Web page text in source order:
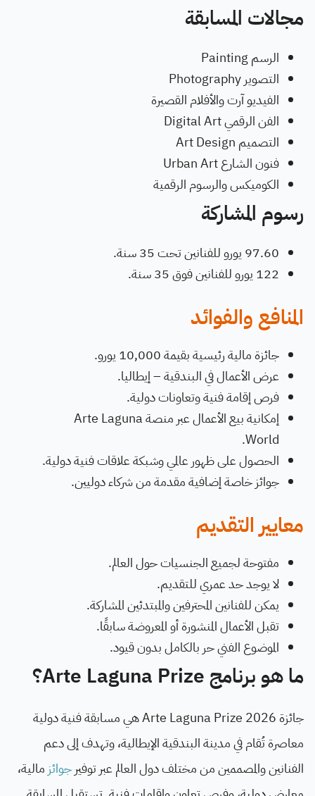
مجالات المسابقة
الرسم Painting
التصوير Photography
الفيديو آرت والأفلام القصيرة
الفن الرقمي Digital Art
التصميم Art Design
فنون الشارع Urban Art
الكوميكس والرسوم الرقمية
رسوم المشاركة
97.60 يورو للفنانين تحت 35 سنة.
122 يورو للفنانين فوق 35 سنة.
المنافع والفوائد
جائزة مالية رئيسية بقيمة 10,000 يورو.
عرض الأعمال في البندقية – إيطاليا.
فرص إقامة فنية وتعاونات دولية.
إمكانية بيع الأعمال عبر منصة Arte Laguna
World.
الحصول على ظهور عالمي وشبكة علاقات فنية دولية.
جوائز خاصة إضافية مقدمة من شركاء دوليين.
معايير التقديم
مفتوحة لجميع الجنسيات حول العالم.
لا يوجد حد عمري للتقديم.
يمكن للفنانين المحترفين والمبتدئين المشاركة.
تقبل الأعمال المنشورة أو المعروضة سابقًا.
الموضوع الفني حر بالكامل بدون قيود.
ما هو برنامج Arte Laguna Prize؟
جائزة Arte Laguna Prize 2026 هي مسابقة فنية دولية
معاصرة تُقام في مدينة البندقية الإيطالية، وتهدف إلى دعم
الفنانين والمصممين من مختلف دول العالم عبر توفير جوائز مالية،